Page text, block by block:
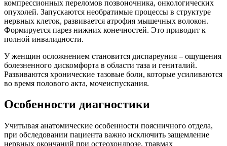
компрессионных переломов позвоночника, онкологических
опухолей. Запускаются необратимые процессы в структуре
нервных клеток, развивается атрофия мышечных волокон.
Формируется парез нижних конечностей. Это приводит к
полной инвалидности.
У женщин осложнением становится диспареуния – ощущения
болезненного дискомфорта в области таза и гениталий.
Развиваются хронические тазовые боли, которые усиливаются
во время полового акта, мочеиспускания.
Особенности диагностики
Учитывая анатомические особенности поясничного отдела,
при обследовании пациента важно исключить защемление
нервных окончаний при остеохондрозе, травмах